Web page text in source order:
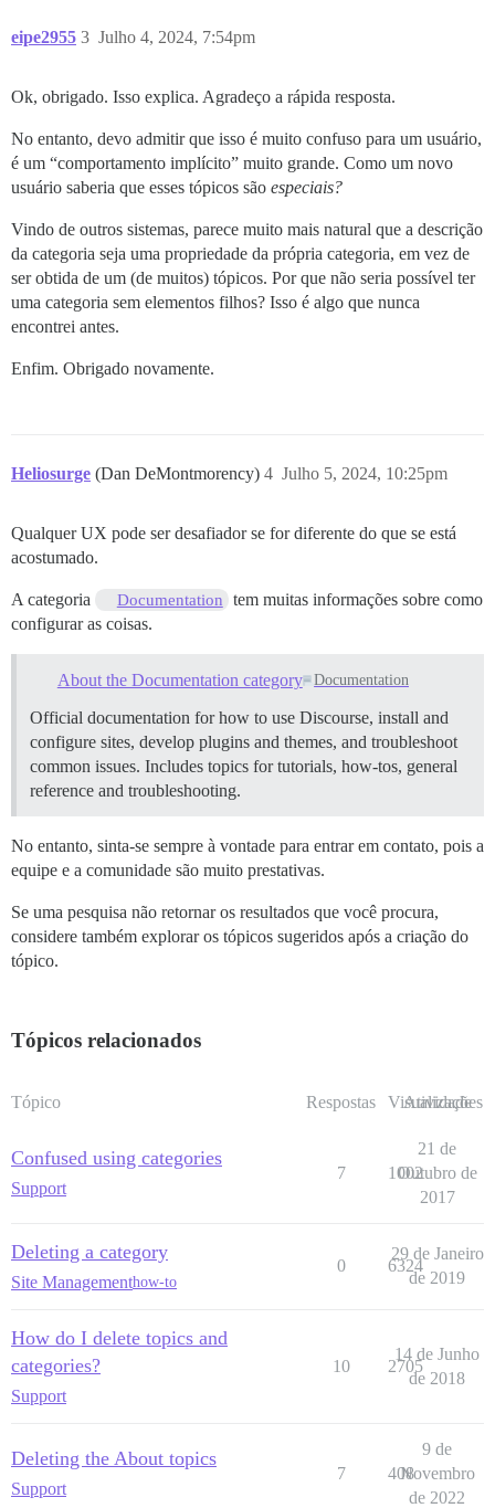
eipe2955 Julho 4, 2024, 7:54pm
3
Ok, obrigado. Isso explica. Agradeço a rápida resposta.
No entanto, devo admitir que isso é muito confuso para um usuário,
é um “comportamento implícito” muito grande. Como um novo
usuário saberia que esses tópicos são especiais?
Vindo de outros sistemas, parece muito mais natural que a descrição
da categoria seja uma propriedade da própria categoria, em vez de
ser obtida de um (de muitos) tópicos. Por que não seria possível ter
uma categoria sem elementos filhos? Isso é algo que nunca
encontrei antes.
Enfim. Obrigado novamente.
Heliosurge (Dan DeMontmorency) Julho 5, 2024, 10:25pm
4
Qualquer UX pode ser desafiador se for diferente do que se está
acostumado.
A categoria Documentation
tem muitas informações sobre como
configurar as coisas.
About the Documentation category Documentation
Official documentation for how to use Discourse, install and
configure sites, develop plugins and themes, and troubleshoot
common issues. Includes topics for tutorials, how-tos, general
reference and troubleshooting.
No entanto, sinta-se sempre à vontade para entrar em contato, pois a
equipe e a comunidade são muito prestativas.
Se uma pesquisa não retornar os resultados que você procura,
considere também explorar os tópicos sugeridos após a criação do
tópico.
Tópicos relacionados
Tópico Respostas Visualizações
Atividade
Confused using categories
Support
7 1002
21 de
Outubro de
2017
Deleting a category
Site Managementhow-to
0 6324
29 de Janeiro
de 2019
How do I delete topics and
categories?
Support
10 2705
14 de Junho
de 2018
Deleting the About topics
Support
7 408
9 de
Novembro
de 2022